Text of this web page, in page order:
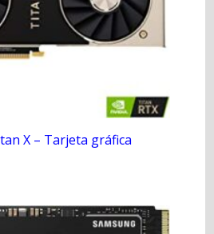
X – Tarjeta gráfica